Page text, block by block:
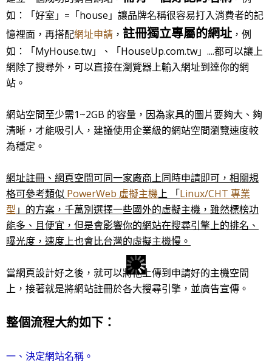
如：「好室」=「house」讓品牌名稱很容易打入消費者的記
憶裡面，再搭配網址申請 ， 註冊獨立專屬的網址 ，例
如：「MyHouse.tw」、「HouseUp.com.tw」....都可以讓上
網除了搜尋外，可以直接在瀏覽器上輸入網址到達你的網
站。
網站空間至少需1~2GB 的容量，因為家具的圖片要夠大、夠
清晰，才能吸引人，建議使用企業級的網站空間瀏覽速度較
為穩定。
網址註冊、網頁空間可同一家廠商上同時申請即可，相關規
格可參考類似 PowerWeb 虛擬主機上 「Linux/CHT 專業
型 」的方案，千萬別選擇一些國外的虛擬主機，雖然標榜功
能多、且便宜，但是會影響你的網站在搜尋引擎上的排名、
曝光度，速度上也會比台灣的虛擬主機慢。
當網頁設計好之後，就可以將他上傳到申請好的主機空間
上，接著就是將網站註冊於各大搜尋引擎，並廣告宣傳。
整個流程大約如下：
一、決定網站名稱。